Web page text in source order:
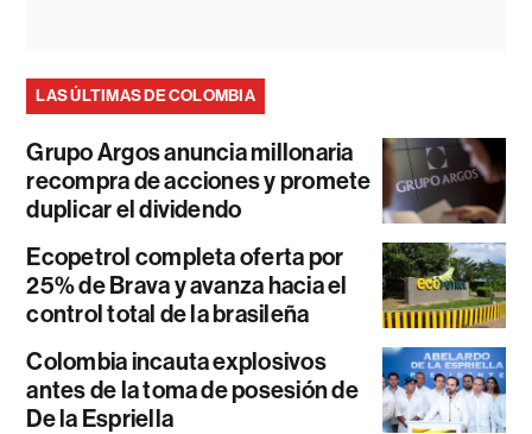
LAS ÚLTIMAS DE COLOMBIA
Grupo Argos anuncia millonaria
recompra de acciones y promete
duplicar el dividendo
Ecopetrol completa oferta por
25% de Brava y avanza hacia el
control total de la brasileña
Colombia incauta explosivos
antes de la toma de posesión de
De la Espriella